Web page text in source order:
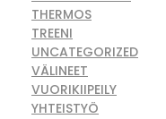
THERMOS
TREENI
UNCATEGORIZED
VÄLINEET
VUORIKIIPEILY
YHTEISTYÖ